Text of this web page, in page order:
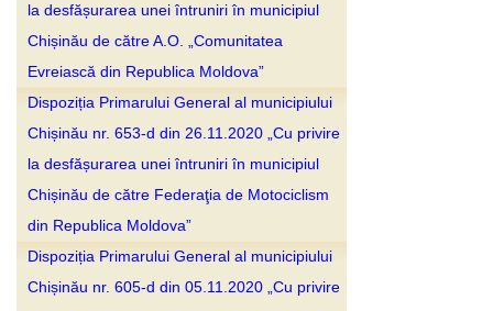
la desfășurarea unei întruniri în municipiul
Chișinău de către A.O. „Comunitatea
Evreiască din Republica Moldova”
Dispoziția Primarului General al municipiului
Chișinău nr. 653-d din 26.11.2020 „Cu privire
la desfășurarea unei întruniri în municipiul
Chișinău de către Federaţia de Motociclism
din Republica Moldova”
Dispoziția Primarului General al municipiului
Chișinău nr. 605-d din 05.11.2020 „Cu privire